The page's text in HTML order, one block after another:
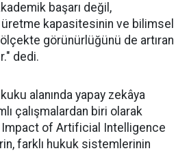
başarı değil,
kapasitesinin ve bilimsel
görünürlüğünü de artıran
dedi.
alanında yapay zekâya
çalışmalardan biri olarak
Impact of Artificial Intelligence
farklı hukuk sistemlerinin